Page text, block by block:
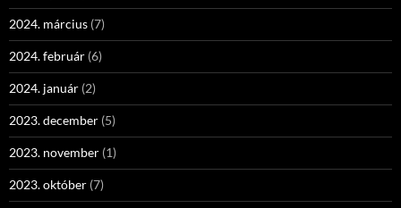
2024. március (7)
2024. február (6)
2024. január (2)
2023. december (5)
2023. november (1)
2023. október (7)